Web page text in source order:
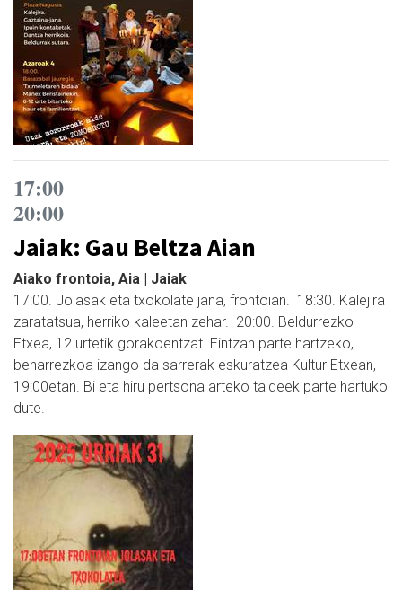
17:00
20:00
Jaiak: Gau Beltza Aian
Aiako frontoia, Aia | Jaiak
17:00. Jolasak eta txokolate jana, frontoian. 18:30. Kalejira
zaratatsua, herriko kaleetan zehar. 20:00. Beldurrezko
Etxea, 12 urtetik gorakoentzat. Eintzan parte hartzeko,
beharrezkoa izango da sarrerak eskuratzea Kultur Etxean,
19:00etan. Bi eta hiru pertsona arteko taldeek parte hartuko
dute.